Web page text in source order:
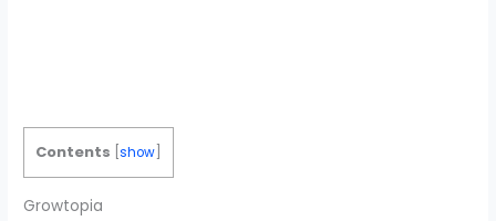
Contents [show
Growtopia